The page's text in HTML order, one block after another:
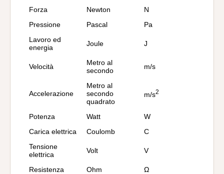
Forza Newton
N
Pressione
Pascal
Pa
Lavoro ed
energia
Joule J
Velocità
Metro al
secondo
m/s
Accelerazione
Metro al
secondo
quadrato
m/s2
Potenza Watt
W
Carica elettrica
Coulomb
C
Tensione
elettrica
Volt V
Resistenza Ohm
Ω